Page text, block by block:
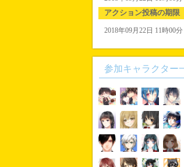
アクション投稿の期限
2018年09月22日 11時00分
参加キャラクター